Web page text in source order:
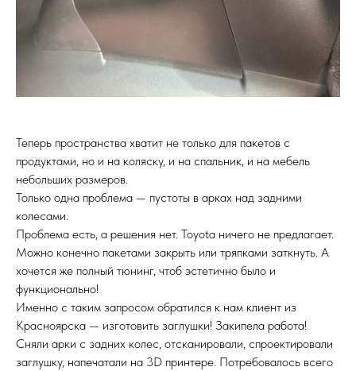
Теперь пространства хватит не только для пакетов с
продуктами, но и на коляску, и на спальник, и на мебель
небольших размеров.
Только одна проблема — пустоты в арках над задними
колесами.
Проблема есть, а решения нет. Toyota ничего не предлагает.
Можно конечно пакетами закрыть или тряпками заткнуть. А
хочется же полный тюнинг, чтоб эстетично было и
функционально!
Именно с таким запросом обратился к нам клиент из
Красноярска — изготовить заглушки! Закипела работа!
Сняли арки с задних колес, отсканировали, спроектировали
заглушку, напечатали на 3D принтере. Потребовалось всего